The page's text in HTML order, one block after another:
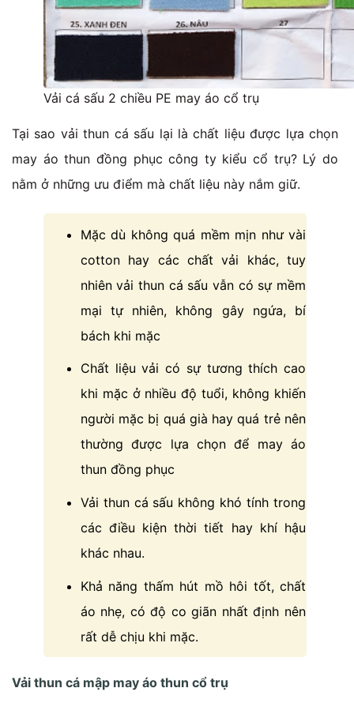
Vải cá sấu 2 chiều PE may áo cổ trụ
Tại sao vải thun cá sấu lại là chất liệu được lựa chọn
may áo thun đồng phục công ty kiểu cổ trụ? Lý do
nằm ở những ưu điểm mà chất liệu này nắm giữ.
Mặc dù không quá mềm mịn như vài
cotton hay các chất vải khác, tuy
nhiên vải thun cá sấu vẫn có sự mềm
mại tự nhiên, không gây ngứa, bí
bách khi mặc
Chất liệu vải có sự tương thích cao
khi mặc ở nhiều độ tuổi, không khiến
người mặc bị quá già hay quá trẻ nên
thường được lựa chọn để may áo
thun đồng phục
Vải thun cá sấu không khó tính trong
các điều kiện thời tiết hay khí hậu
khác nhau.
Khả năng thấm hút mồ hôi tốt, chất
áo nhẹ, có độ co giãn nhất định nên
rất dễ chịu khi mặc.
Vải thun cá mập may áo thun cổ trụ